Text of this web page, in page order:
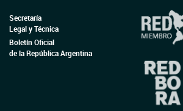
Secretaría
Legal y Técnica
Boletín Oficial
de la República Argentina